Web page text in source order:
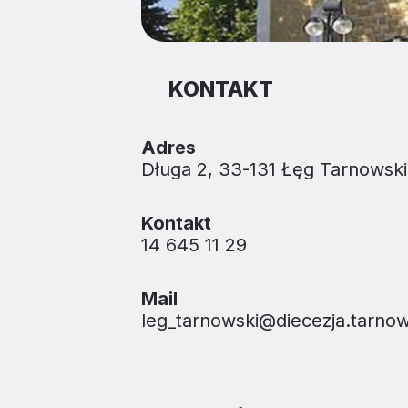
KONTAKT
Adres
Długa 2, 33-131 Łęg Tarnowski
Kontakt
14 645 11 29
Mail